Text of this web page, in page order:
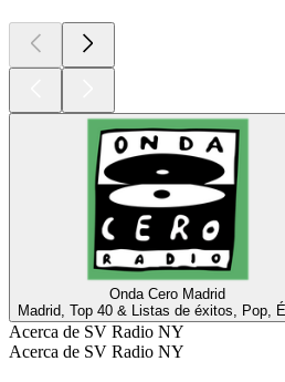
Onda Cero Madrid
Madrid, Top 40 & Listas de éxitos, Pop,
Acerca de SV Radio NY
Acerca de SV Radio NY